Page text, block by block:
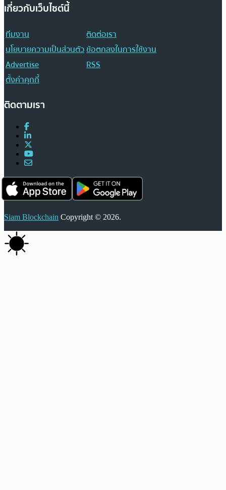
เกี่ยวกับเว็บไซต์นี้
ทีมงาน
ติดต่อเรา
นโยบายความเป็นส่วนตัวข้อตกลงในการใช้งาน
Advertise
RSS
ตั้งค่าคุกกี้
ติดตามเรา
Siam Blockchain Copyright © 2026.